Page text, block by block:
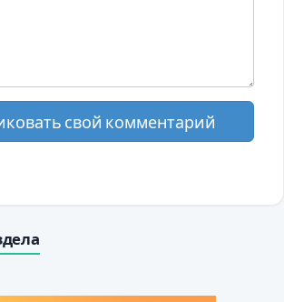
свой комментарий